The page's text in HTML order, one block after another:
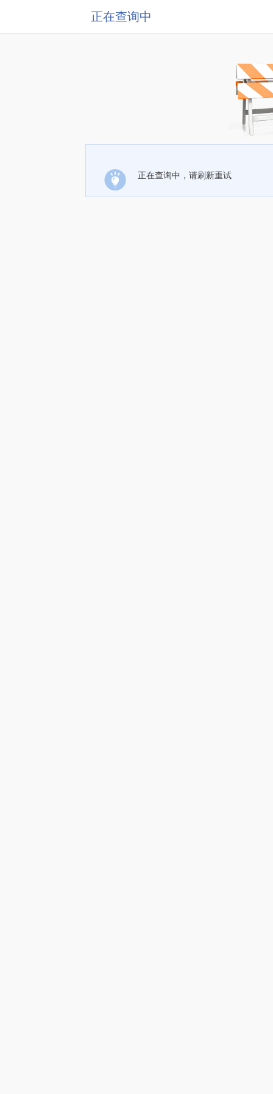
正在查询中
正在查询中，请刷新重试